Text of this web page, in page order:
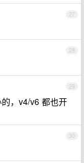
27
28
29
，v4/v6 都也开
30